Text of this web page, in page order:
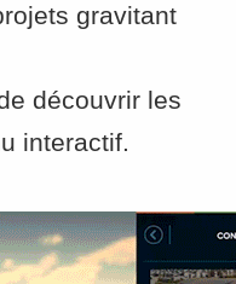
gravitant
découvrir les
interactif.